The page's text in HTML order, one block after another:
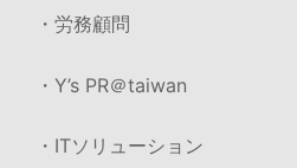
・労務顧問
・Y’s PR＠taiwan
・ITソリューション